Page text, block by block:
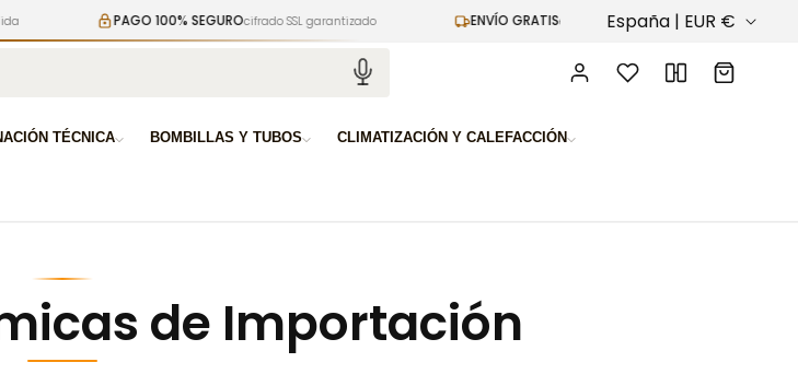
PAGO 100% SEGUROcifrado SSL garantizado ENVÍO GRATISen pedidos superiores a 100€
P
España | EUR €
TÉCNICA BOMBILLAS Y TUBOS CLIMATIZACIÓN Y CALEFACCIÓN
Iniciar
sesión
Carrito
de Importación